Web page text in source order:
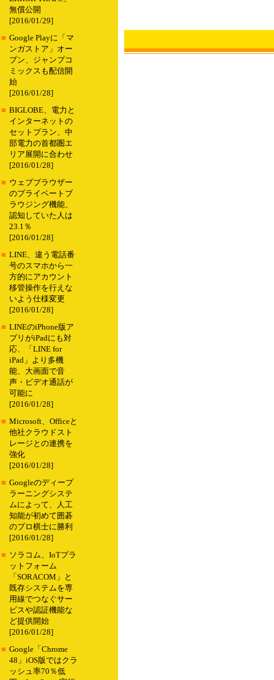
無償公開
[2016/01/29]
■ Google Playに「マ
ンガストア」オー
プン、ジャンプコ
ミックスも配信開
始
[2016/01/28]
■ BIGLOBE、電力と
インターネットの
セットプラン、中
部電力の首都圏エ
リア展開に合わせ
[2016/01/28]
■ ウェブブラウザー
のプライベートブ
ラウジング機能、
認知していた人は
23.1％
[2016/01/28]
■ LINE、違う電話番
号のスマホから一
方的にアカウント
移管操作を行えな
いよう仕様変更
[2016/01/28]
■ LINEのiPhone版ア
プリがiPadにも対
応、「LINE for
iPad」より多機
能、大画面で音
声・ビデオ通話が
可能に
[2016/01/28]
■ Microsoft、Officeと
他社クラウドスト
レージとの連携を
強化
[2016/01/28]
■ Googleのディープ
ラーニングシステ
ムによって、人工
知能が初めて囲碁
のプロ棋士に勝利
[2016/01/28]
■ ソラコム、IoTプラ
ットフォーム
「SORACOM」と
既存システムを専
用線でつなぐサー
ビスや認証機能な
ど提供開始
[2016/01/28]
■ Google「Chrome
48」iOS版ではクラ
ッシュ率70％低